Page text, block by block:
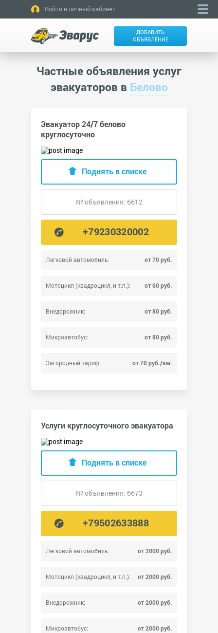
Войти в личный кабинет
ДОБАВИТЬ
ОБЪЯВЛЕНИЕ
Частные объявления услуг
эвакуаторов в Белово
Эвакуатор 24/7 белово
круглосуточно
Легковой автомобиль: от 70 руб.
Мотоцикл (квадроцикл, и т.п.): от 60 руб.
Внедорожник: от 80 руб.
Микроавтобус: от 80 руб.
Загородный тариф: от 70 руб./км.
Поднять в списке
№ объявления: 6612
+79230320002
Услуги круглосуточного эвакуатора
Легковой автомобиль: от 2000 руб.
Мотоцикл (квадроцикл, и т.п.): от 2000 руб.
Внедорожник: от 2000 руб.
Микроавтобус: от 2000 руб.
Поднять в списке
№ объявления: 6673
+79502633888